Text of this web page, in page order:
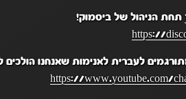
תחת הניהול של ביסמוק!
https://
לעברית לאנימות שאנחנו הולכים
https://www.youtube.com/